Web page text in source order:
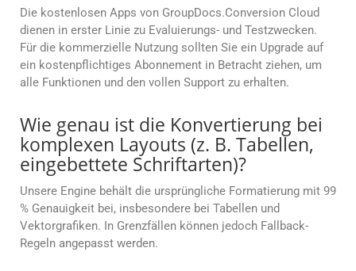
Die kostenlosen Apps von GroupDocs.Conversion Cloud
dienen in erster Linie zu Evaluierungs- und Testzwecken.
Für die kommerzielle Nutzung sollten Sie ein Upgrade auf
ein kostenpflichtiges Abonnement in Betracht ziehen, um
alle Funktionen und den vollen Support zu erhalten.
Wie genau ist die Konvertierung bei
komplexen Layouts (z. B. Tabellen,
eingebettete Schriftarten)?
Unsere Engine behält die ursprüngliche Formatierung mit 99
% Genauigkeit bei, insbesondere bei Tabellen und
Vektorgrafiken. In Grenzfällen können jedoch Fallback-
Regeln angepasst werden.